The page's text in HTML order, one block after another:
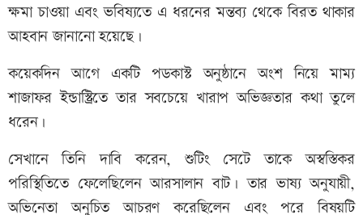
ক্ষমা চাওয়া এবং ভবিষ্যতে এ ধরনের মন্তব্য থেকে বিরত থাকার
আহবান জানানো হয়েছে।
কয়েকদিন আগে একটি পডকাস্ট অনুষ্ঠানে অংশ নিয়ে মাম্য
শাজাফর ইন্ডাস্ট্রিতে তার সবচেয়ে খারাপ অভিজ্ঞতার কথা তুলে
ধরেন।
সেখানে তিনি দাবি করেন, শুটিং সেটে তাকে অস্বস্তিকর
পরিস্থিতিতে ফেলেছিলেন আরসালান বাট। তার ভাষ্য অনুযায়ী,
অভিনেতা অনুচিত আচরণ করেছিলেন এবং পরে বিষয়টি